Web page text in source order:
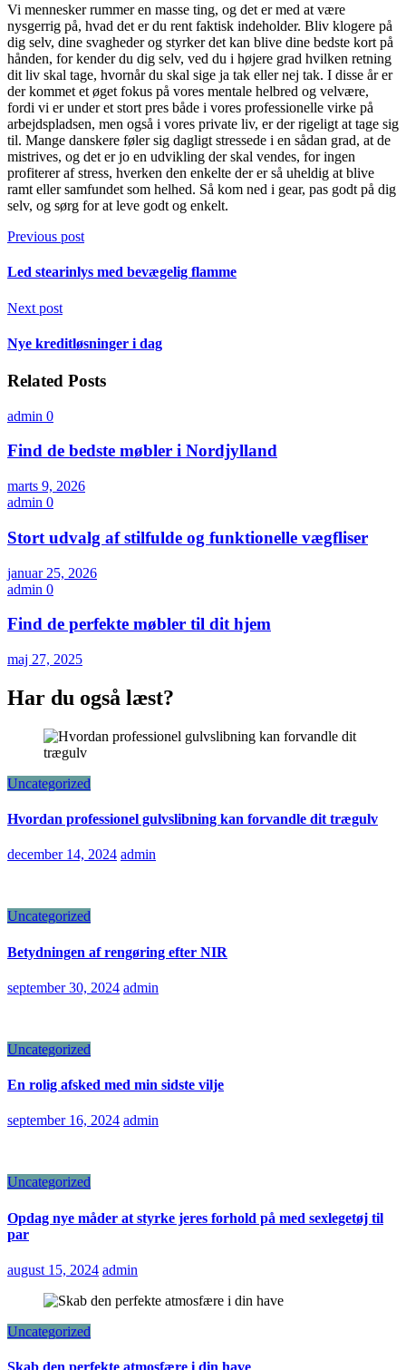
Vi mennesker rummer en masse ting, og det er med at være
nysgerrig på, hvad det er du rent faktisk indeholder. Bliv klogere på
dig selv, dine svagheder og styrker det kan blive dine bedste kort på
hånden, for kender du dig selv, ved du i højere grad hvilken retning
dit liv skal tage, hvornår du skal sige ja tak eller nej tak. I disse år er
der kommet et øget fokus på vores mentale helbred og velvære,
fordi vi er under et stort pres både i vores professionelle virke på
arbejdspladsen, men også i vores private liv, er der rigeligt at tage sig
til. Mange danskere føler sig dagligt stressede i en sådan grad, at de
mistrives, og det er jo en udvikling der skal vendes, for ingen
profiterer af stress, hverken den enkelte der er så uheldig at blive
ramt eller samfundet som helhed. Så kom ned i gear, pas godt på dig
selv, og sørg for at leve godt og enkelt.
Previous post
Led stearinlys med bevægelig flamme
Next post
Nye kreditløsninger i dag
Related Posts
admin 0
Find de bedste møbler i Nordjylland
marts 9, 2026
admin 0
Stort udvalg af stilfulde og funktionelle vægfliser
januar 25, 2026
admin 0
Find de perfekte møbler til dit hjem
maj 27, 2025
Har du også læst?
Uncategorized
Hvordan professionel gulvslibning kan forvandle dit trægulv
december 14, 2024 admin
Uncategorized
Betydningen af rengøring efter NIR
september 30, 2024 admin
Uncategorized
En rolig afsked med min sidste vilje
september 16, 2024 admin
Uncategorized
Opdag nye måder at styrke jeres forhold på med sexlegetøj til
par
august 15, 2024 admin
Uncategorized